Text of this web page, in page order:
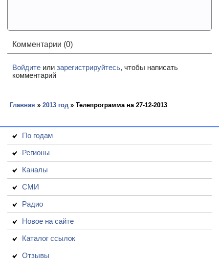
Комментарии (0)
Войдите или зарегистрируйтесь, чтобы написать
комментарий
Главная » 2013 год » Телепрограмма на 27-12-2013
По годам
Регионы
Каналы
СМИ
Радио
Новое на сайте
Каталог ссылок
Отзывы